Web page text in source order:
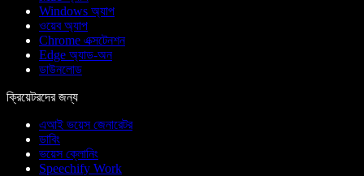
Windows অ্যাপ
ওয়েব অ্যাপ
Chrome এক্সটেনশন
Edge অ্যাড-অন
ডাউনলোড
ক্রিয়েটরদের জন্য
এআই ভয়েস জেনারেটর
ডাবিং
ভয়েস ক্লোনিং
Speechify Work